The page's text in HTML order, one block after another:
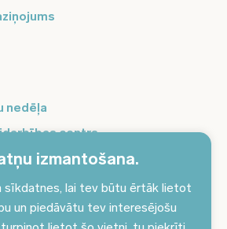
izmantošana.
sīkdatnes, lai tev būtu ērtāk lietot
un piedāvātu tev interesējošu
nedēļa
centrs
un saņemiet aktuālākos